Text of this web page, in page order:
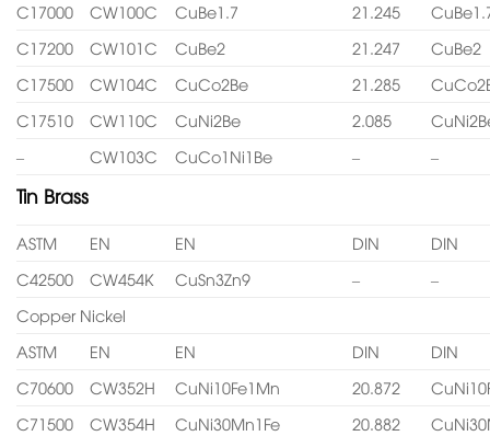
C17000
CW100C CuBe1.7 21.245
C17200
CW101C CuBe2 21.247
CuBe2
C17500
CW104C CuCo2Be 21.285
C17510
CW110C CuNi2Be 2.085
–
CW103C CuCo1Ni1Be – –
Tin Brass
ASTM EN EN DIN
DIN
C42500
CW454K CuSn3Zn9 –
–
Copper Nickel
ASTM
EN EN DIN
DIN
C70600
CW352H CuNi10Fe1Mn 20.872
C71500
CW354H CuNi30Mn1Fe 20.882